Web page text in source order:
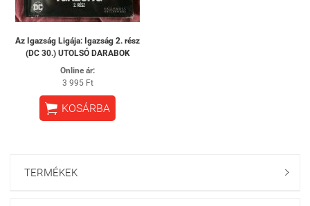
Az ​Igazság Ligája: Igazság 2. rész
(DC 30.) UTOLSÓ DARABOK
Online ár:
3 995 Ft
 KOSÁRBA
TERMÉKEK 